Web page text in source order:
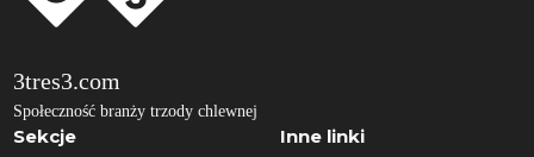
3tres3.com
Społeczność branży trzody chlewnej
Sekcje Inne linki